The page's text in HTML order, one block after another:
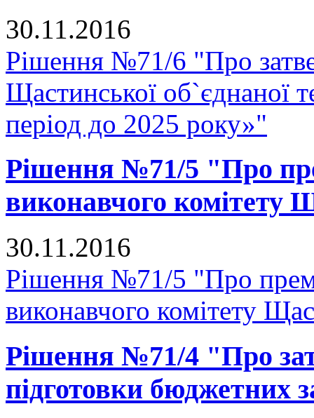
30.11.2016
Рішення №71/6 "Про
Щастинської об`єднаної
період до 2025 року»"
Рішення №71/5 "Про
виконавчого комітету
30.11.2016
Рішення №71/5 "Про
виконавчого комітету
Рішення №71/4 "Про
підготовки бюджетних